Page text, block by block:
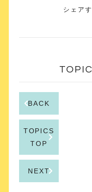
シェア
BACK
TOPICS
TOP
NEXT